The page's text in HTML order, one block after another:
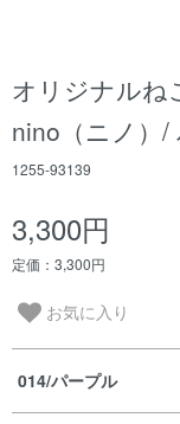
オリジナルね
nino（ニノ）/
1255-93139
3,300円
定価：3,300円
お気に入り
014/パープル